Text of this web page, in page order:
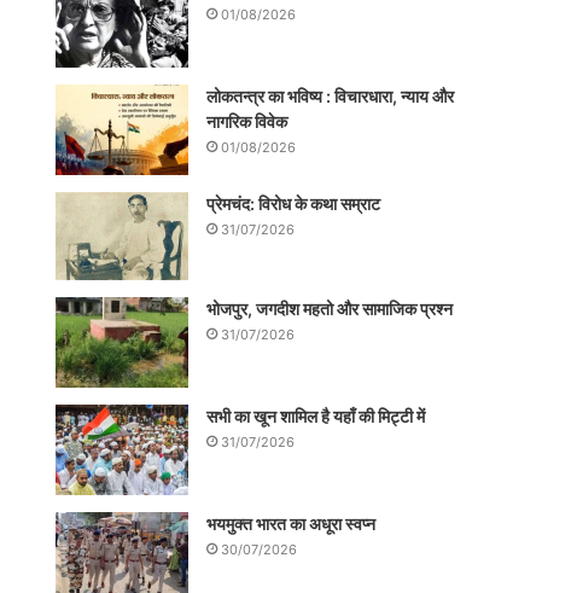
01/08/2026
लोकतन्त्र का भविष्य : विचारधारा, न्याय और
नागरिक विवेक
01/08/2026
प्रेमचंद: विरोध के कथा सम्राट
31/07/2026
भोजपुर, जगदीश महतो और सामाजिक प्रश्न
31/07/2026
सभी का खून शामिल है यहाँ की मिट्टी में
31/07/2026
भयमुक्त भारत का अधूरा स्वप्न
30/07/2026